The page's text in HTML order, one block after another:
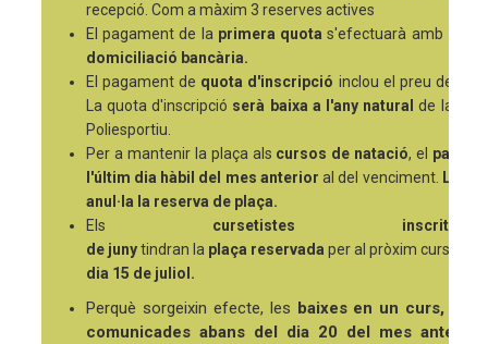
recepció. Com a màxim 3 reserves actives
El pagament de la primera quota s'efectuarà amb
domiciliació bancària.
El pagament de quota d'inscripció inclou el preu de la
La quota d'inscripció serà baixa a l'any naturalde la
Poliesportiu.
Per a mantenir la plaça als cursos de natació, el
l'últim dia hàbil del mes anterior al del venciment.
anul·la la reserva de plaça.
Els cursetistes
de junytindran la plaça reservada per al pròxim curs
dia 15 de juliol.
Perquè sorgeixin efecte, les baixes en un curs,
comunicades abans del dia 20 del mes anterior